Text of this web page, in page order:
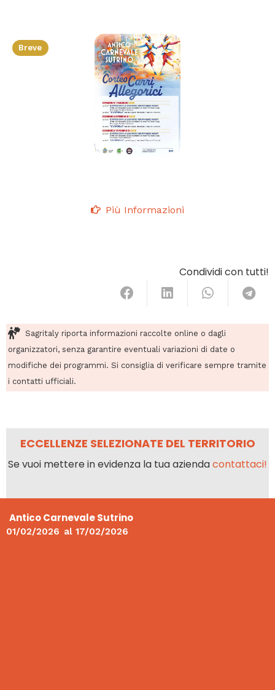
Breve
Più Informazioni
Condividi con tutti!
Sagritaly riporta informazioni raccolte online o dagli
organizzatori, senza garantire eventuali variazioni di date o
modifiche dei programmi. Si consiglia di verificare sempre tramite
i contatti ufficiali.
ECCELLENZE SELEZIONATE DEL TERRITORIO
Se vuoi mettere in evidenza la tua aziendacontattaci!
Antico Carnevale Sutrino
01/02/2026 al 17/02/2026